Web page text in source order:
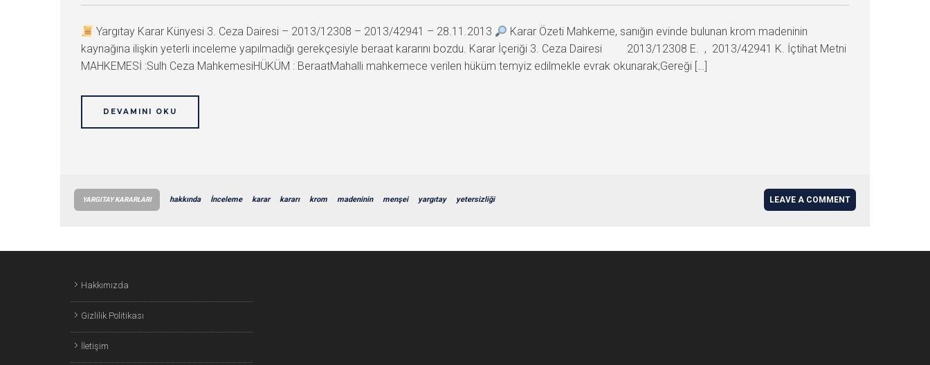
Yargıtay Karar Künyesi 3. Ceza Dairesi – 2013/12308 – 2013/42941 – 28.11.2013
Karar Özeti Mahkeme, sanığın evinde bulunan krom madeninin
kaynağına ilişkin yeterli inceleme yapılmadığı gerekçesiyle beraat kararını bozdu. Karar İçeriği 3. Ceza Dairesi 2013/12308 E. , 2013/42941 K. İçtihat Metni
MAHKEMESİ :Sulh Ceza MahkemesiHÜKÜM : BeraatMahalli mahkemece verilen hüküm temyiz edilmekle evrak okunarak;Gereği […]
DEVAMINI OKU
YARGITAY KARARLARI hakkında İnceleme karar kararı krom madeninin menşei yargıtay yetersizliği LEAVE A COMMENT
Hakkımızda
Gizlilik Politikası
İletişim